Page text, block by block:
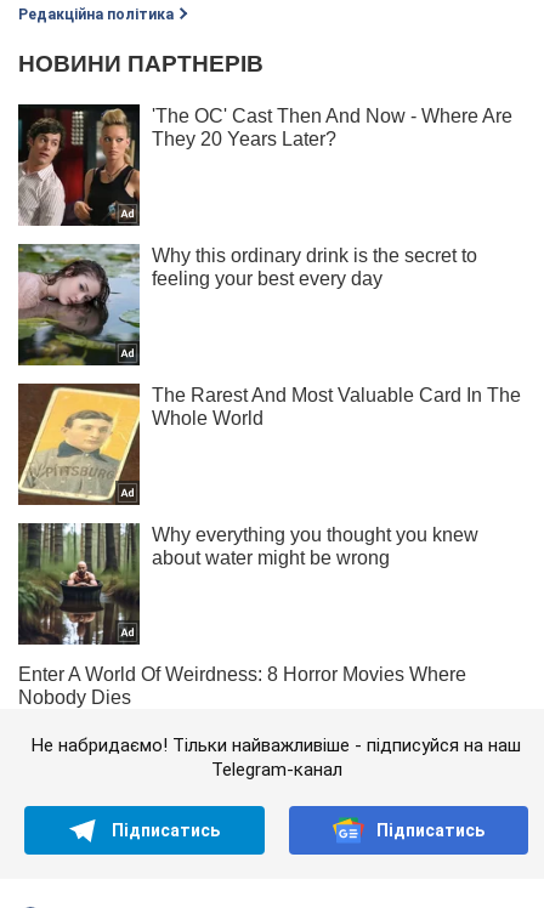
Редакційна політика
Не набридаємо! Тільки найважливіше - підписуйся на наш
Telegram-канал
Підписатись Підписатись